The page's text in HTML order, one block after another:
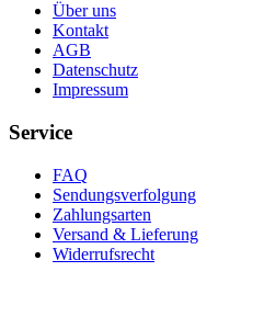
Über uns
Kontakt
AGB
Datenschutz
Impressum
Service
FAQ
Sendungsverfolgung
Zahlungsarten
Versand & Lieferung
Widerrufsrecht